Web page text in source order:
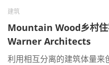
建筑
Mountain Wood乡村
Warner Architects
利用相互分离的建筑体量